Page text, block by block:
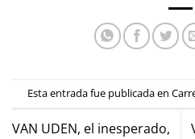
Esta entrada fue publicada en
VAN UDEN, el inesperado,